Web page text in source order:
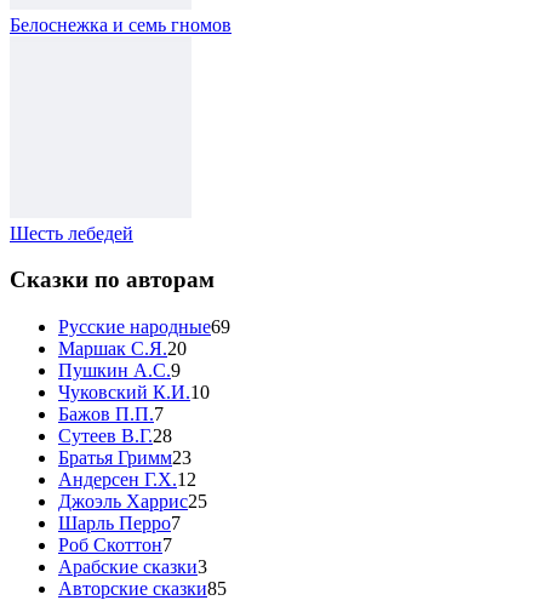
Белоснежка и семь гномов
Шесть лебедей
Сказки по авторам
Русские народные69
Маршак С.Я.20
Пушкин А.С.9
Чуковский К.И.10
Бажов П.П.7
Сутеев В.Г.28
Братья Гримм23
Андерсен Г.Х.12
Джоэль Харрис25
Шарль Перро7
Роб Скоттон7
Арабские сказки3
Авторские сказки85